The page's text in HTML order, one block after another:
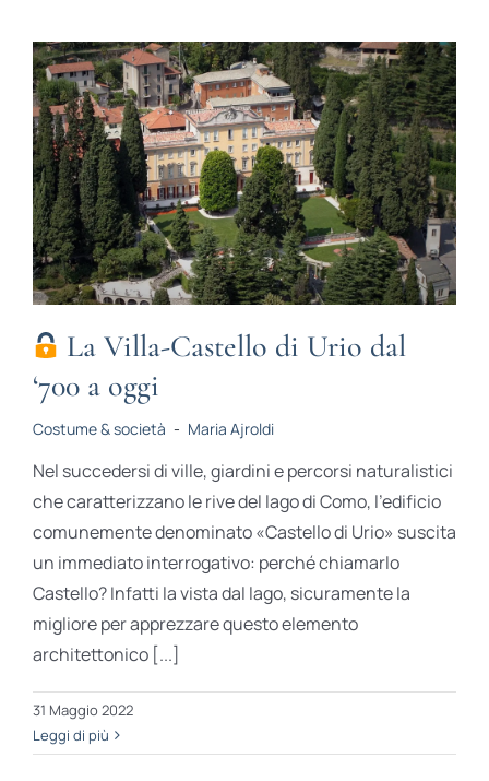
La Villa-Castello di Urio dal
‘700 a oggi
Costume & società - Maria Ajroldi
Nel succedersi di ville, giardini e percorsi naturalistici
che caratterizzano le rive del lago di Como, l’edificio
comunemente denominato «Castello di Urio» suscita
un immediato interrogativo: perché chiamarlo
Castello? Infatti la vista dal lago, sicuramente la
migliore per apprezzare questo elemento
architettonico [...]
31 Maggio 2022
Leggi di più